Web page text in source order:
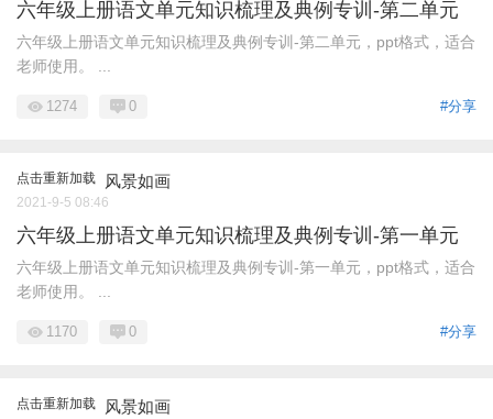
六年级上册语文单元知识梳理及典例专训-第二单元
六年级上册语文单元知识梳理及典例专训-第二单元，ppt格式，适合
老师使用。 ...
#分享
1274 0
点击重新加载 风景如画
2021-9-5 08:46
六年级上册语文单元知识梳理及典例专训-第一单元
六年级上册语文单元知识梳理及典例专训-第一单元，ppt格式，适合
老师使用。 ...
#分享
1170 0
点击重新加载 风景如画